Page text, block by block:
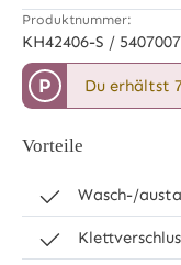
Produktnummer:
KH42406-S /
P Du erhältst
Vorteile
Wasch-/